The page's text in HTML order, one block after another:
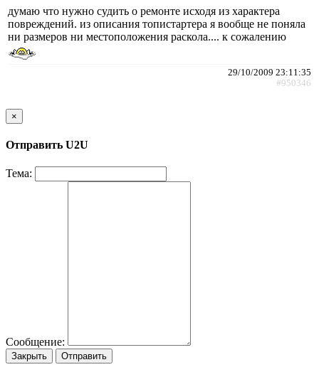
думаю что нужно судить о ремонте исходя из характера
повреждений. из описания топистартера я вообще не поняла
ни размеров ни местоположения раскола.... к сожалению
29/10/2009 23:11:35
#950346
×
Отправить U2U
Тема:
Сообщение:
Закрыть Отправить